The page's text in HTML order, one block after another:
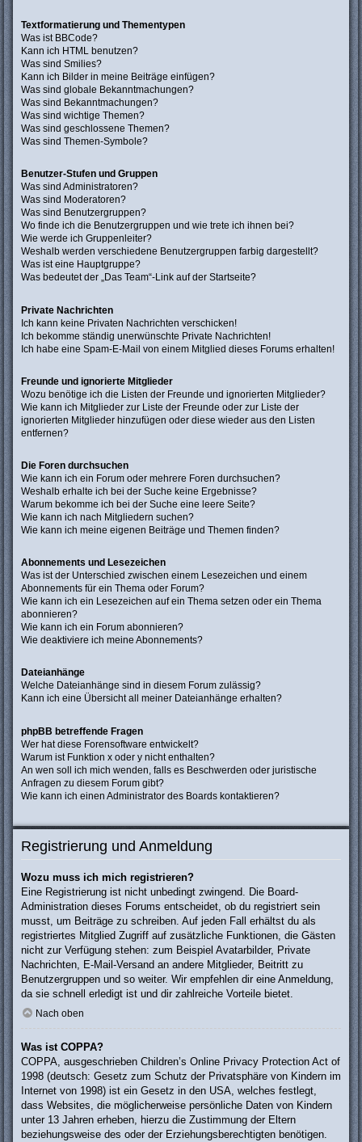
Textformatierung und Thementypen
Was ist BBCode?
Kann ich HTML benutzen?
Was sind Smilies?
Kann ich Bilder in meine Beiträge einfügen?
Was sind globale Bekanntmachungen?
Was sind Bekanntmachungen?
Was sind wichtige Themen?
Was sind geschlossene Themen?
Was sind Themen-Symbole?
Benutzer-Stufen und Gruppen
Was sind Administratoren?
Was sind Moderatoren?
Was sind Benutzergruppen?
Wo finde ich die Benutzergruppen und wie trete ich ihnen bei?
Wie werde ich Gruppenleiter?
Weshalb werden verschiedene Benutzergruppen farbig dargestellt?
Was ist eine Hauptgruppe?
Was bedeutet der „Das Team“-Link auf der Startseite?
Private Nachrichten
Ich kann keine Privaten Nachrichten verschicken!
Ich bekomme ständig unerwünschte Private Nachrichten!
Ich habe eine Spam-E-Mail von einem Mitglied dieses Forums erhalten!
Freunde und ignorierte Mitglieder
Wozu benötige ich die Listen der Freunde und ignorierten Mitglieder?
Wie kann ich Mitglieder zur Liste der Freunde oder zur Liste der
ignorierten Mitglieder hinzufügen oder diese wieder aus den Listen
entfernen?
Die Foren durchsuchen
Wie kann ich ein Forum oder mehrere Foren durchsuchen?
Weshalb erhalte ich bei der Suche keine Ergebnisse?
Warum bekomme ich bei der Suche eine leere Seite?
Wie kann ich nach Mitgliedern suchen?
Wie kann ich meine eigenen Beiträge und Themen finden?
Abonnements und Lesezeichen
Was ist der Unterschied zwischen einem Lesezeichen und einem
Abonnements für ein Thema oder Forum?
Wie kann ich ein Lesezeichen auf ein Thema setzen oder ein Thema
abonnieren?
Wie kann ich ein Forum abonnieren?
Wie deaktiviere ich meine Abonnements?
Dateianhänge
Welche Dateianhänge sind in diesem Forum zulässig?
Kann ich eine Übersicht all meiner Dateianhänge erhalten?
phpBB betreffende Fragen
Wer hat diese Forensoftware entwickelt?
Warum ist Funktion x oder y nicht enthalten?
An wen soll ich mich wenden, falls es Beschwerden oder juristische
Anfragen zu diesem Forum gibt?
Wie kann ich einen Administrator des Boards kontaktieren?
Registrierung und Anmeldung
Wozu muss ich mich registrieren?
Eine Registrierung ist nicht unbedingt zwingend. Die Board-
Administration dieses Forums entscheidet, ob du registriert sein
musst, um Beiträge zu schreiben. Auf jeden Fall erhältst du als
registriertes Mitglied Zugriff auf zusätzliche Funktionen, die Gästen
nicht zur Verfügung stehen: zum Beispiel Avatarbilder, Private
Nachrichten, E-Mail-Versand an andere Mitglieder, Beitritt zu
Benutzergruppen und so weiter. Wir empfehlen dir eine Anmeldung,
da sie schnell erledigt ist und dir zahlreiche Vorteile bietet.
Nach oben
Was ist COPPA?
COPPA, ausgeschrieben Children’s Online Privacy Protection Act of
1998 (deutsch: Gesetz zum Schutz der Privatsphäre von Kindern im
Internet von 1998) ist ein Gesetz in den USA, welches festlegt,
dass Websites, die möglicherweise persönliche Daten von Kindern
unter 13 Jahren erheben, hierzu die Zustimmung der Eltern
beziehungsweise des oder der Erziehungsberechtigten benötigen.